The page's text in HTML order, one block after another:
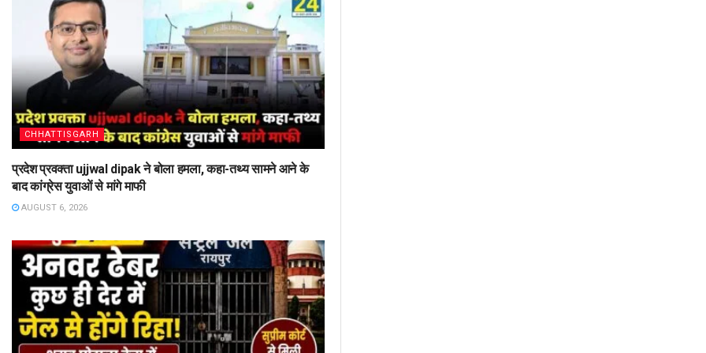
CHHATTISGARH
प्रदेश प्रवक्ता ujjwal dipak ने बोला हमला, कहा-तथ्य सामने आने के
बाद कांग्रेस युवाओं से मांगे माफी
AUGUST 6, 2026